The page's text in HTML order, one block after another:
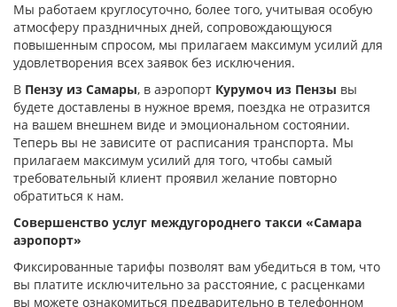
Мы работаем круглосуточно, более того, учитывая особую
атмосферу праздничных дней, сопровождающуюся
повышенным спросом, мы прилагаем максимум усилий для
удовлетворения всех заявок без исключения.
В Пензу из Самары, в аэропорт Курумоч из Пензы вы
будете доставлены в нужное время, поездка не отразится
на вашем внешнем виде и эмоциональном состоянии.
Теперь вы не зависите от расписания транспорта. Мы
прилагаем максимум усилий для того, чтобы самый
требовательный клиент проявил желание повторно
обратиться к нам.
Совершенство услуг междугороднего такси «Самара
аэропорт»
Фиксированные тарифы позволят вам убедиться в том, что
вы платите исключительно за расстояние, с расценками
вы можете ознакомиться предварительно в телефонном